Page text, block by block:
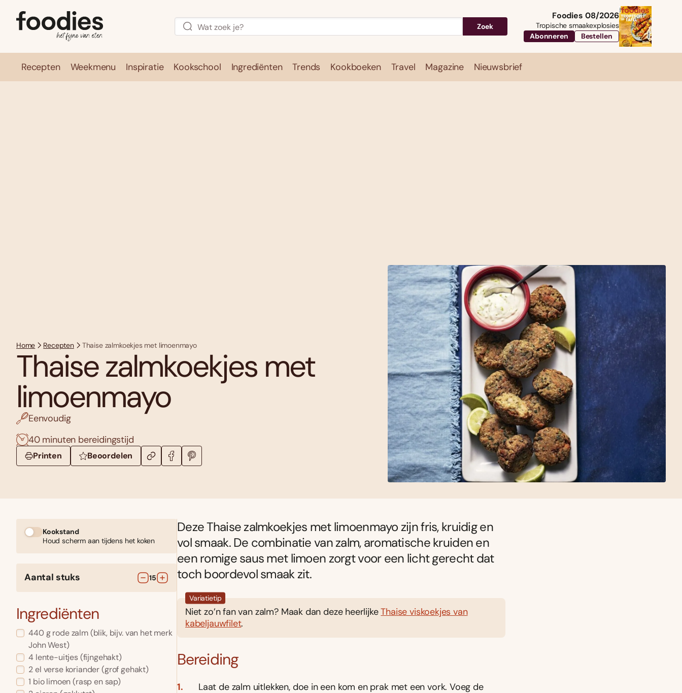
Zoek
Foodies 08/2026
Tropische smaakexplosies
Abonneren
Bestellen
Recepten Weekmenu Inspiratie Kookschool Ingrediënten Trends Kookboeken Travel Magazine Nieuwsbrief
Home Recepten Thaise zalmkoekjes met limoenmayo
Thaise zalmkoekjes met
limoenmayo
Eenvoudig
40 minuten bereidingstijd
Printen Beoordelen
Kookstand
Houd scherm aan tijdens het koken
Aantal stuks 15
Ingrediënten
440 g rode zalm(blik, bijv. van het merk
John West)
4 lente-uitjes(fijngehakt)
2el verse koriander(grof gehakt)
1 bio limoen(rasp en sap)
Deze Thaise zalmkoekjes met limoenmayo zijn fris, kruidig en
vol smaak. De combinatie van zalm, aromatische kruiden en
een romige saus met limoen zorgt voor een licht gerecht dat
toch boordevol smaak zit.
Variatietip
Niet zo’n fan van zalm? Maak dan deze heerlijkeThaise viskoekjes van
kabeljauwfilet.
Bereiding
Laat de zalm uitlekken, doe in een kom en prak met een vork. Voeg de